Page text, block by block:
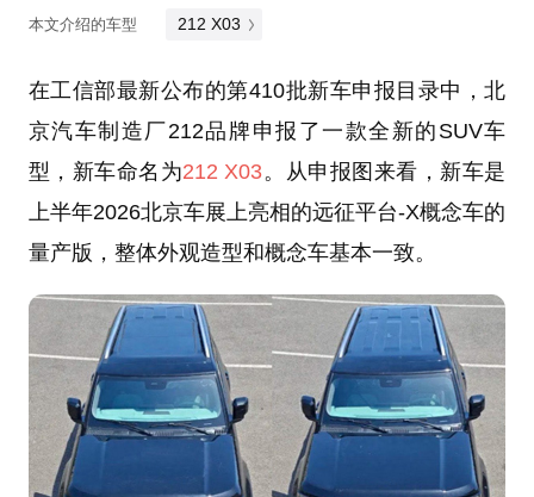
本文介绍的车型 212 X03
在工信部最新公布的第410批新车申报目录中，北
京汽车制造厂212品牌申报了一款全新的SUV车
型，新车命名为212 X03。从申报图来看，新车是
上半年2026北京车展上亮相的远征平台-X概念车的
量产版，整体外观造型和概念车基本一致。